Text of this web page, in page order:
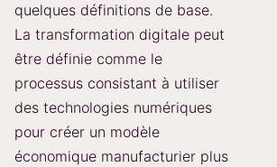
quelques définitions de base.
La transformation digitale peut
être définie comme le
processus consistant à utiliser
des technologies numériques
pour créer un modèle
économique manufacturier plus